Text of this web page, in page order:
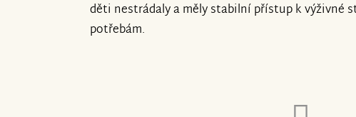
děti nestrádaly a měly stabilní přístup k výživné
potřebám.